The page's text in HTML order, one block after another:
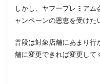
しかし、ヤフープレミア
ャンペーンの恩恵を受けた
普段は対象店舗にあまり行
舗に変更できれば変更して